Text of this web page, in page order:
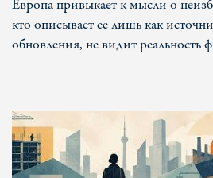
Европа привыкает к мысли о
кто описывает ее лишь как
обновления, не видит реальность